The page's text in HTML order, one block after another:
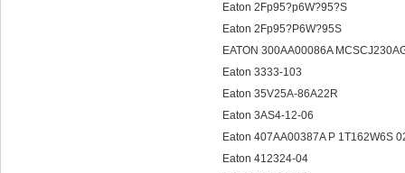
Eaton 2Fp95?p6W?95?S
Eaton 2Fp95?P6W?95S
EATON 300AA00086A
Eaton 3333-103
Eaton 35V25A-86A22R
Eaton 3AS4-12-06
Eaton 407AA00387A P 1T162W6S
Eaton 412324-04